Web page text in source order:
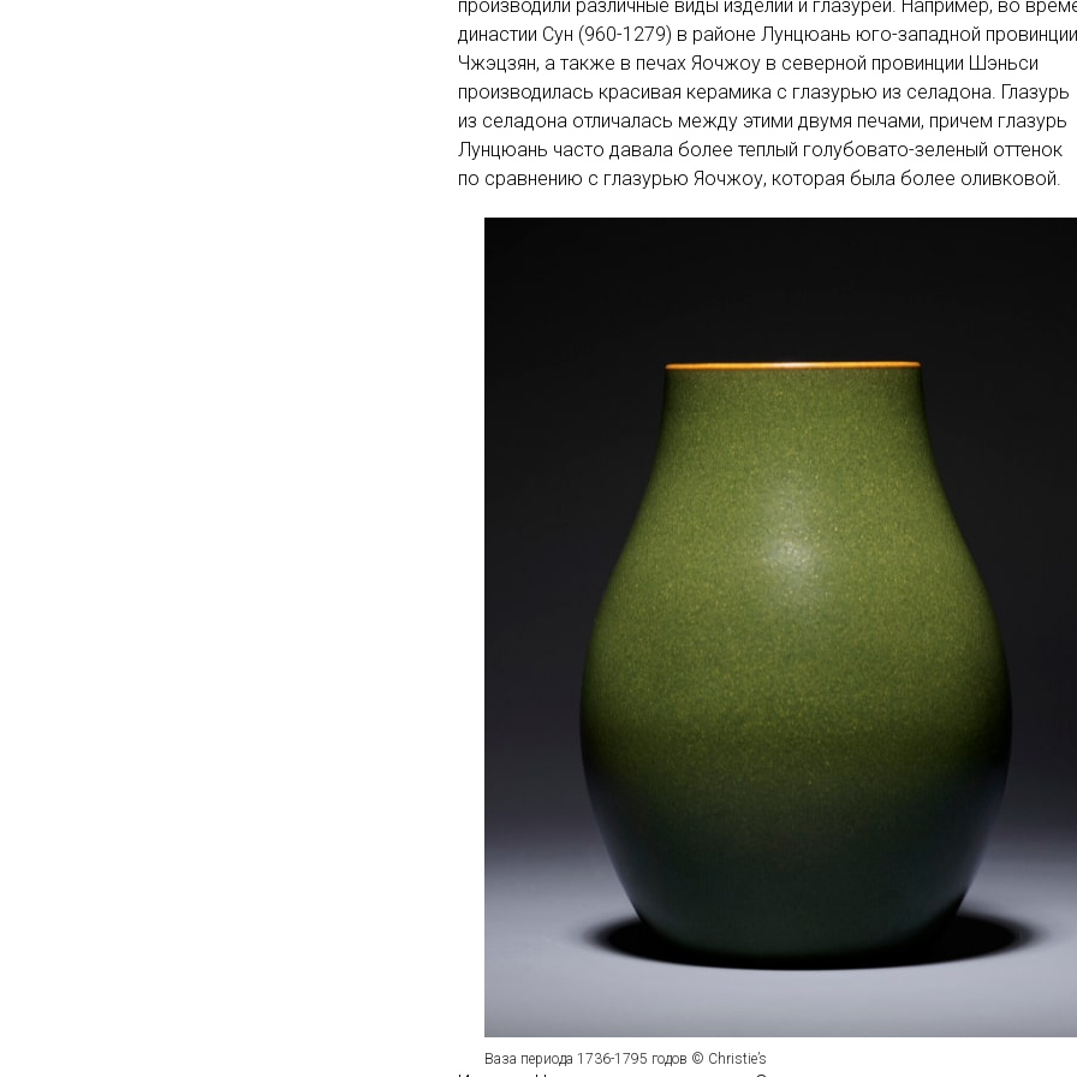
производили различные виды изделий и глазурей. Например, во
династии Сун (960-1279) в районе Лунцюань юго-западной провинции
Чжэцзян, а также в печах Яочжоу в северной провинции Шэньси
производилась красивая керамика с глазурью из селадона. Глазурь
из селадона отличалась между этими двумя печами, причем глазурь
Лунцюань часто давала более теплый голубовато-зеленый оттенок
по сравнению с глазурью Яочжоу, которая была более оливковой.
Ваза периода 1736-1795 годов © Christie’s